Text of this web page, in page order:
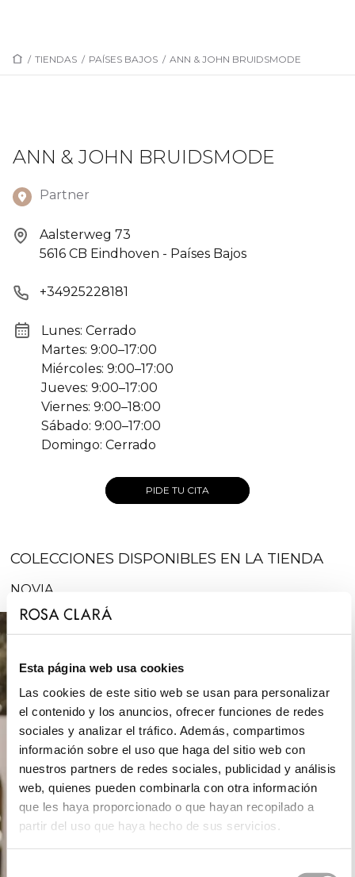
Esta página web usa cookies
Las cookies de este sitio web se usan para personalizar
el contenido y los anuncios, ofrecer funciones de redes
sociales y analizar el tráfico. Además, compartimos
información sobre el uso que haga del sitio web con
nuestros partners de redes sociales, publicidad y análisis
web, quienes pueden combinarla con otra información
que les haya proporcionado o que hayan recopilado a
partir del uso que haya hecho de sus servicios.
/ TIENDAS / PAÍSES BAJOS / ANN & JOHN BRUIDSMODE
ANN & JOHN BRUIDSMODE
Partner
Aalsterweg 73
5616 CB Eindhoven - Países Bajos
+34925228181
Lunes: Cerrado
Martes: 9:00–17:00
Miércoles: 9:00–17:00
Jueves: 9:00–17:00
Viernes: 9:00–18:00
Sábado: 9:00–17:00
Domingo: Cerrado
PIDE TU CITA
COLECCIONES DISPONIBLES EN LA TIENDA
NOVIA